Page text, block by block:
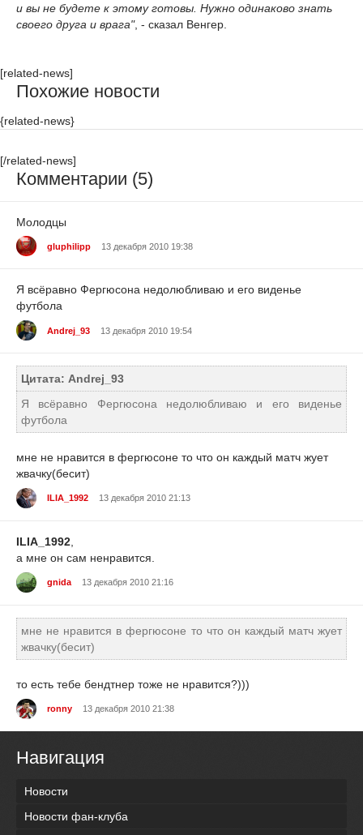
и вы не будете к этому готовы. Нужно одинаково знать
своего друга и врага", - сказал Венгер.
[related-news]
Похожие новости
{related-news}
[/related-news]
Комментарии (5)
Молодцы
gluphilipp 13 декабря 2010 19:38
Я всёравно Фергюсона недолюбливаю и его виденье
футбола
Andrej_93 13 декабря 2010 19:54
Цитата: Andrej_93
Я всёравно Фергюсона недолюбливаю и его виденье
футбола
мне не нравится в фергюсоне то что он каждый матч жует
жвачку(бесит)
ILIA_1992 13 декабря 2010 21:13
ILIA_1992
а мне он сам ненравится.
gnida 13 декабря 2010 21:16
мне не нравится в фергюсоне то что он каждый матч жует
жвачку(бесит)
то есть тебе бендтнер тоже не нравится?)))
ronny 13 декабря 2010 21:38
Навигация
Новости
Новости фан-клуба